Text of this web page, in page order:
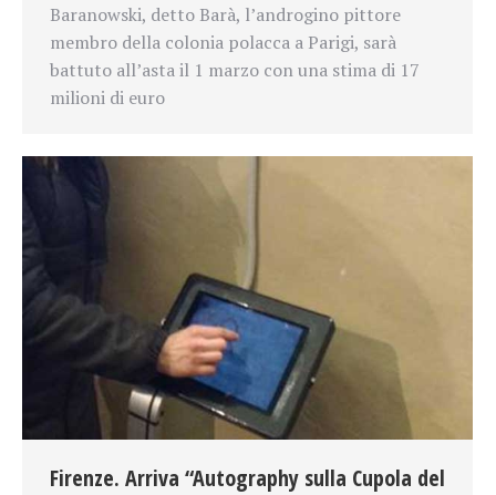
Baranowski, detto Barà, l’androgino pittore
membro della colonia polacca a Parigi, sarà
battuto all’asta il 1 marzo con una stima di 17
milioni di euro
Firenze. Arriva “Autography sulla Cupola del